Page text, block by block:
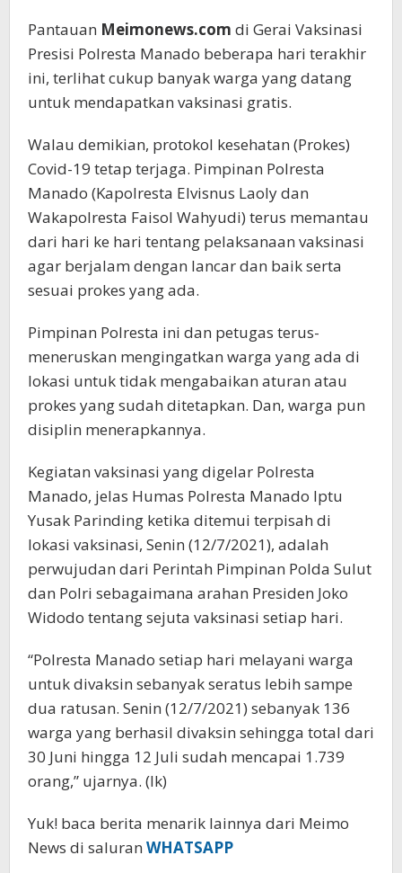
Pantauan Meimonews.com di Gerai Vaksinasi
Presisi Polresta Manado beberapa hari terakhir
ini, terlihat cukup banyak warga yang datang
untuk mendapatkan vaksinasi gratis.
Walau demikian, protokol kesehatan (Prokes)
Covid-19 tetap terjaga. Pimpinan Polresta
Manado (Kapolresta Elvisnus Laoly dan
Wakapolresta Faisol Wahyudi) terus memantau
dari hari ke hari tentang pelaksanaan vaksinasi
agar berjalam dengan lancar dan baik serta
sesuai prokes yang ada.
Pimpinan Polresta ini dan petugas terus-
meneruskan mengingatkan warga yang ada di
lokasi untuk tidak mengabaikan aturan atau
prokes yang sudah ditetapkan. Dan, warga pun
disiplin menerapkannya.
Kegiatan vaksinasi yang digelar Polresta
Manado, jelas Humas Polresta Manado Iptu
Yusak Parinding ketika ditemui terpisah di
lokasi vaksinasi, Senin (12/7/2021), adalah
perwujudan dari Perintah Pimpinan Polda Sulut
dan Polri sebagaimana arahan Presiden Joko
Widodo tentang sejuta vaksinasi setiap hari.
“Polresta Manado setiap hari melayani warga
untuk divaksin sebanyak seratus lebih sampe
dua ratusan. Senin (12/7/2021) sebanyak 136
warga yang berhasil divaksin sehingga total dari
30 Juni hingga 12 Juli sudah mencapai 1.739
orang,” ujarnya. (lk)
Yuk! baca berita menarik lainnya dari Meimo
News di saluran WHATSAPP